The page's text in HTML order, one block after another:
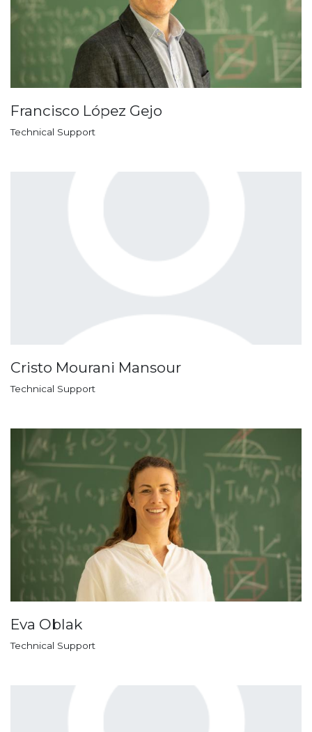
Francisco López Gejo
Technical Support
Cristo Mourani Mansour
Technical Support
Eva Oblak
Technical Support